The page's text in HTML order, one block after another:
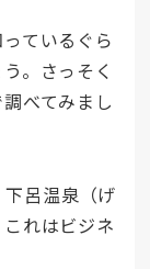
ているぐら
。さっそく
べてみまし
呂温泉（げ
れはビジネ